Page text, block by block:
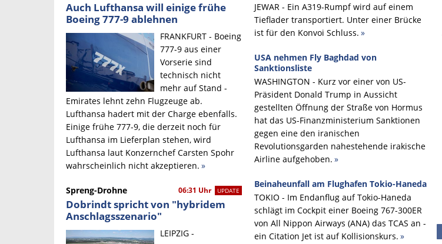
Auch Lufthansa will einige frühe
Boeing 777-9 ablehnen
FRANKFURT - Boeing
777-9 aus einer
Vorserie sind
technisch nicht
mehr auf Stand -
Emirates lehnt zehn Flugzeuge ab.
Lufthansa hadert mit der Charge ebenfalls.
Einige frühe 777-9, die derzeit noch für
Lufthansa im Lieferplan stehen, wird
Lufthansa laut Konzernchef Carsten Spohr
wahrscheinlich nicht akzeptieren. »
06:31 Uhr UPDATE
Spreng-Drohne
Dobrindt spricht von "hybridem
Anschlagsszenario"
LEIPZIG -
JEWAR - Ein A319-Rumpf wird auf einem
Tieflader transportiert. Unter einer Brücke
ist für den Konvoi Schluss. »
USA nehmen Fly Baghdad von
Sanktionsliste
WASHINGTON - Kurz vor einer von US-
Präsident Donald Trump in Aussicht
gestellten Öffnung der Straße von Hormus
hat das US-Finanzministerium Sanktionen
gegen eine den iranischen
Revolutionsgarden nahestehende irakische
Airline aufgehoben. »
Beinaheunfall am Flughafen Tokio-Haneda
TOKIO - Im Endanflug auf Tokio-Haneda
schlägt im Cockpit einer Boeing 767-300ER
von All Nippon Airways (ANA) das TCAS an -
ein Citation Jet ist auf Kollisionskurs. »